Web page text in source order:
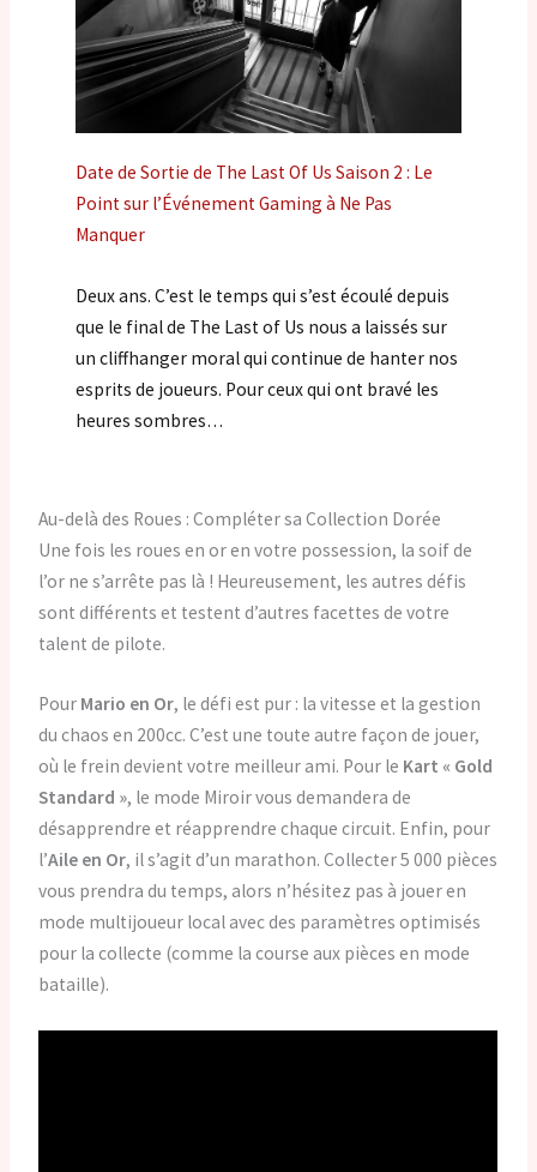
Date de Sortie de The Last Of Us Saison 2 : Le
Point sur l’Événement Gaming à Ne Pas
Manquer
Deux ans. C’est le temps qui s’est écoulé depuis
que le final de The Last of Us nous a laissés sur
un cliffhanger moral qui continue de hanter nos
esprits de joueurs. Pour ceux qui ont bravé les
heures sombres…
Au-delà des Roues : Compléter sa Collection Dorée
Une fois les roues en or en votre possession, la soif de
l’or ne s’arrête pas là ! Heureusement, les autres défis
sont différents et testent d’autres facettes de votre
talent de pilote.
Pour Mario en Or, le défi est pur : la vitesse et la gestion
du chaos en 200cc. C’est une toute autre façon de jouer,
où le frein devient votre meilleur ami. Pour le Kart « Gold
Standard », le mode Miroir vous demandera de
désapprendre et réapprendre chaque circuit. Enfin, pour
l’Aile en Or, il s’agit d’un marathon. Collecter 5 000 pièces
vous prendra du temps, alors n’hésitez pas à jouer en
mode multijoueur local avec des paramètres optimisés
pour la collecte (comme la course aux pièces en mode
bataille).